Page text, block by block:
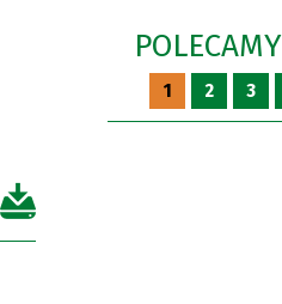
POLECAMY
1 2 3